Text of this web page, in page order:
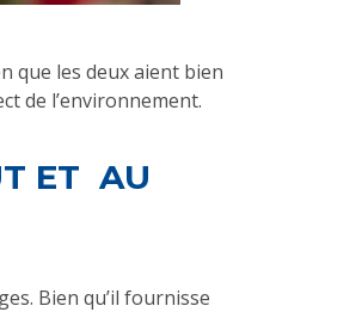
que les deux aient bien
de l’environnement.
ET AU
Bien qu’il fournisse